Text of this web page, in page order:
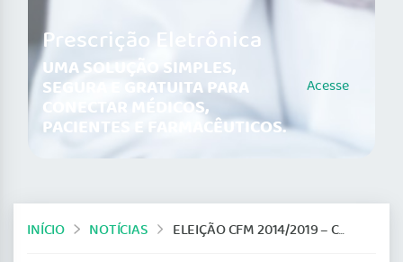
Prescrição Eletrônica
UMA SOLUÇÃO SIMPLES,
SEGURA E GRATUITA PARA
CONECTAR MÉDICOS,
PACIENTES E FARMACÊUTICOS.
Acesse
INÍCIO NOTÍCIAS ELEIÇÃO CFM 2014/2019 – COMISSÃO REGIONAL ELEITORAL REALIZA REUNIÕES SEMANAIS NO CREMERO